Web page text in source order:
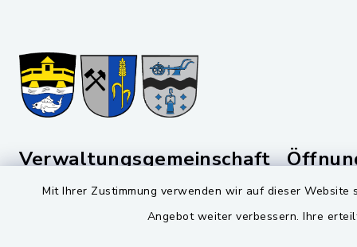
Mit Ihrer Zustimmung verwenden wir auf dieser
Angebot weiter verbessern. Ihre
Verwaltungsgemeinschaft
Montag
08:00-